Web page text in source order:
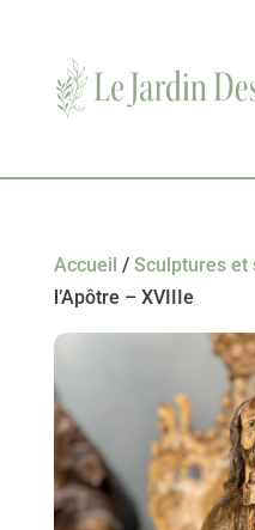
Accueil / Sculptures et
l’Apôtre – XVIIIe